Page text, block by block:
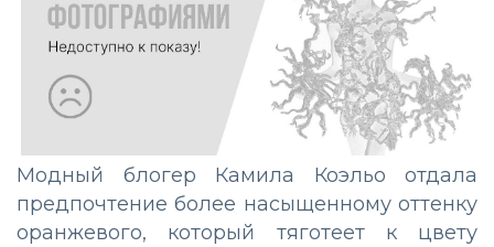
Модный блогер Камила Коэльо отдала
предпочтение более насыщенному оттенку
оранжевого, который тяготеет к цвету